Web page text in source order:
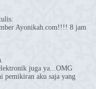
Ayonikah.com!!!! 8 jam
juga ya...OMG
pemikiran aku saja yang